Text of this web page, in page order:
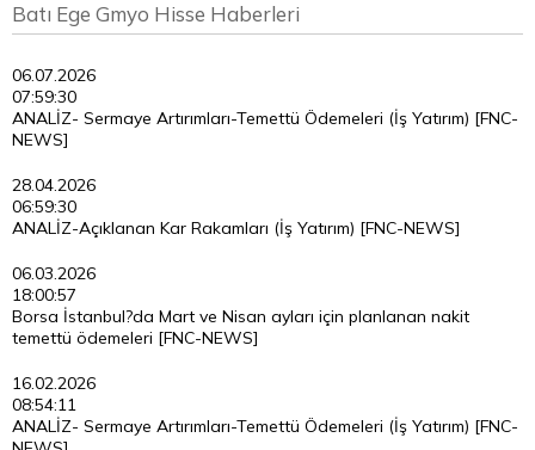
Batı Ege Gmyo Hisse Haberleri
06.07.2026
07:59:30
ANALİZ- Sermaye Artırımları-Temettü Ödemeleri (İş Yatırım) [FNC-
NEWS]
28.04.2026
06:59:30
ANALİZ-Açıklanan Kar Rakamları (İş Yatırım) [FNC-NEWS]
06.03.2026
18:00:57
Borsa İstanbul?da Mart ve Nisan ayları için planlanan nakit
temettü ödemeleri [FNC-NEWS]
16.02.2026
08:54:11
ANALİZ- Sermaye Artırımları-Temettü Ödemeleri (İş Yatırım) [FNC-